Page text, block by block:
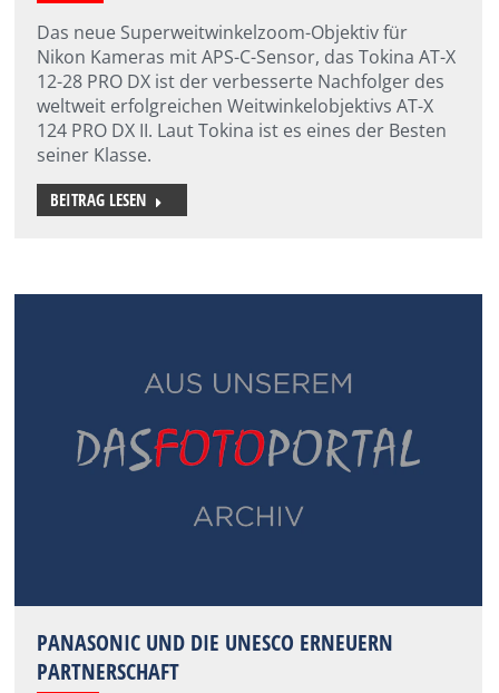
Das neue Superweitwinkelzoom-Objektiv für
Nikon Kameras mit APS-C-Sensor, das Tokina AT-X
12-28 PRO DX ist der verbesserte Nachfolger des
weltweit erfolgreichen Weitwinkelobjektivs AT-X
124 PRO DX II. Laut Tokina ist es eines der Besten
seiner Klasse.
BEITRAG LESEN
PANASONIC UND DIE UNESCO ERNEUERN
PARTNERSCHAFT